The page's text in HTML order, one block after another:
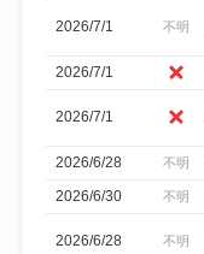
2026/7/1 不明
2026/7/1
2026/7/1
2026/6/28
不明
2026/6/30
不明
2026/6/28 不明